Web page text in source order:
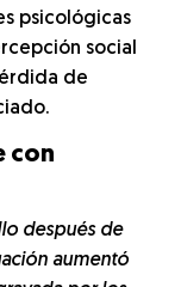
psicológicas
social
de
con
después de
aumentó